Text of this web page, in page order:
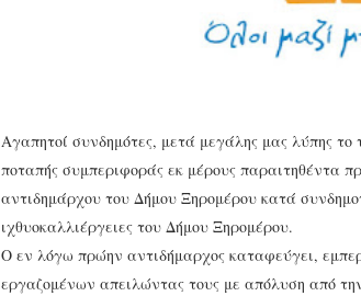
Αγαπητοί συνδημότες, μετά μεγάλης μας λύπης το
ποταπής συμπεριφοράς εκ μέρους παραιτηθέντα
αντιδημάρχου του Δήμου Ξηρομέρου κατά
ιχθυοκαλλιέργειες του Δήμου Ξηρομέρου.
Ο εν λόγω πρώην αντιδήμαρχος καταφεύγει,
εργαζομένων απειλώντας τους με απόλυση από